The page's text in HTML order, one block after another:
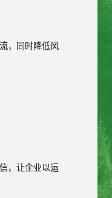
，同时降低风
，让企业以运